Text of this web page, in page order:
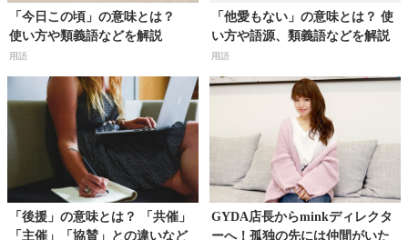
「今日この頃」の意味とは？
使い方や類義語などを解説
用語
「他愛もない」の意味とは？ 使
い方や語源、類義語などを解説
用語
「後援」の意味とは？ 「共催」
「主催」「協賛」との違いなど
GYDA店長からminkディレクタ
ーへ！孤独の先には仲間がいた